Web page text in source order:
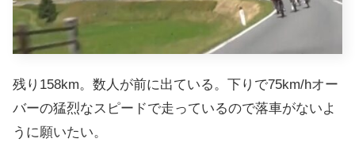
残り158km。数人が前に出ている。下りで75km/hオー
バーの猛烈なスピードで走っているので落車がないよ
うに願いたい。